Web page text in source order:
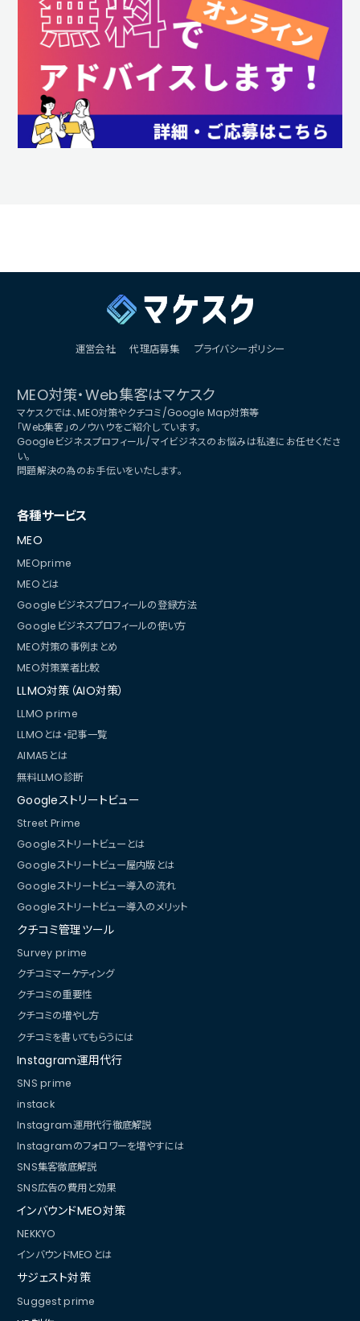
運営会社 代理店募集 プライバシーポリシー
MEO対策・Web集客はマケスク
マケスクでは、MEO対策やクチコミ/Google Map対策等
「Web集客」のノウハウをご紹介しています。
Googleビジネスプロフィール/マイビジネスのお悩みは私達にお任せくださ
い。
問題解決の為のお手伝いをいたします。
各種サービス
MEO
MEOprime
MEOとは
Googleビジネスプロフィールの登録方法
Googleビジネスプロフィールの使い方
MEO対策の事例まとめ
MEO対策業者比較
LLMO対策（AIO対策）
LLMO prime
LLMOとは・記事一覧
AIMA5とは
無料LLMO診断
Googleストリートビュー
Street Prime
Googleストリートビューとは
Googleストリートビュー屋内版とは
Googleストリートビュー導入の流れ
Googleストリートビュー導入のメリット
クチコミ管理ツール
Survey prime
クチコミマーケティング
クチコミの重要性
クチコミの増やし方
クチコミを書いてもらうには
Instagram運用代行
SNS prime
instack
Instagram運用代行徹底解説
Instagramのフォロワーを増やすには
SNS集客徹底解説
SNS広告の費用と効果
インバウンドMEO対策
NEKKYO
インバウンドMEOとは
サジェスト対策
Suggest prime